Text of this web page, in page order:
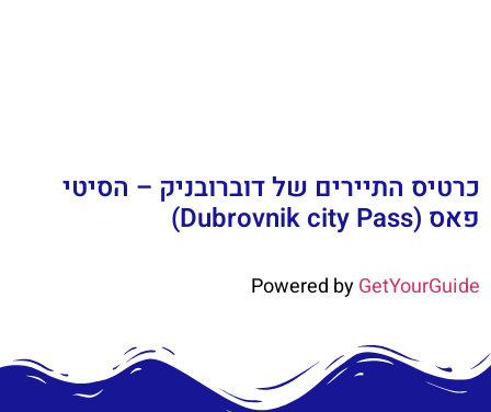
כרטיס התיירים של דוברובניק – הסיטי
פאס (Dubrovnik city Pass)
Powered byGetYourGuide